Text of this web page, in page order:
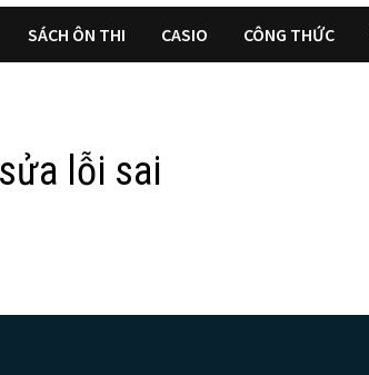
SÁCH ÔN THI CASIO CÔNG THỨC
lỗi sai